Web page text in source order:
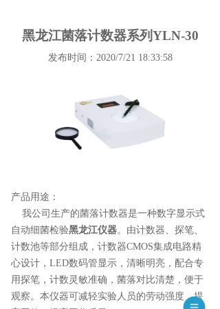
黑龙江菌落计数器系列YLN-30
发布时间：2020/7/21 18:33:58
产品用途：
我公司生产的菌落计数器是一种数字显示式
自动细菌检验黑龙江仪器。由计数器、探笔、
计数池等部分组成，计数器CMOS集成电路精
心设计，LED数码管显示，清晰明亮，配合专
用探笔，计数灵敏准确，菌落对比清楚，便于
观察。本仪器可减轻实验人员的劳动强度，提